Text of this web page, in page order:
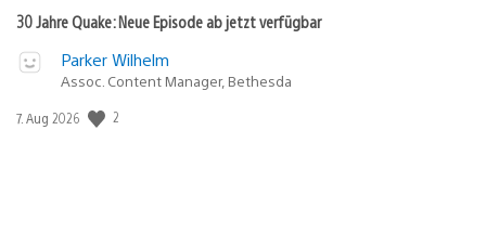
30 Jahre Quake: Neue Episode ab jetzt verfügbar
Parker Wilhelm
Assoc. Content Manager, Bethesda
Veröffentlichungsdatum:
7. Aug 2026 2